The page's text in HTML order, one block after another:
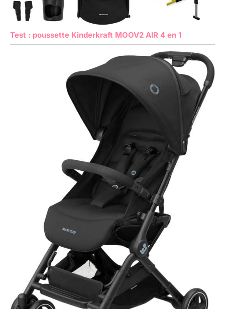
Test : poussette Kinderkraft MOOV2 AIR 4 en 1